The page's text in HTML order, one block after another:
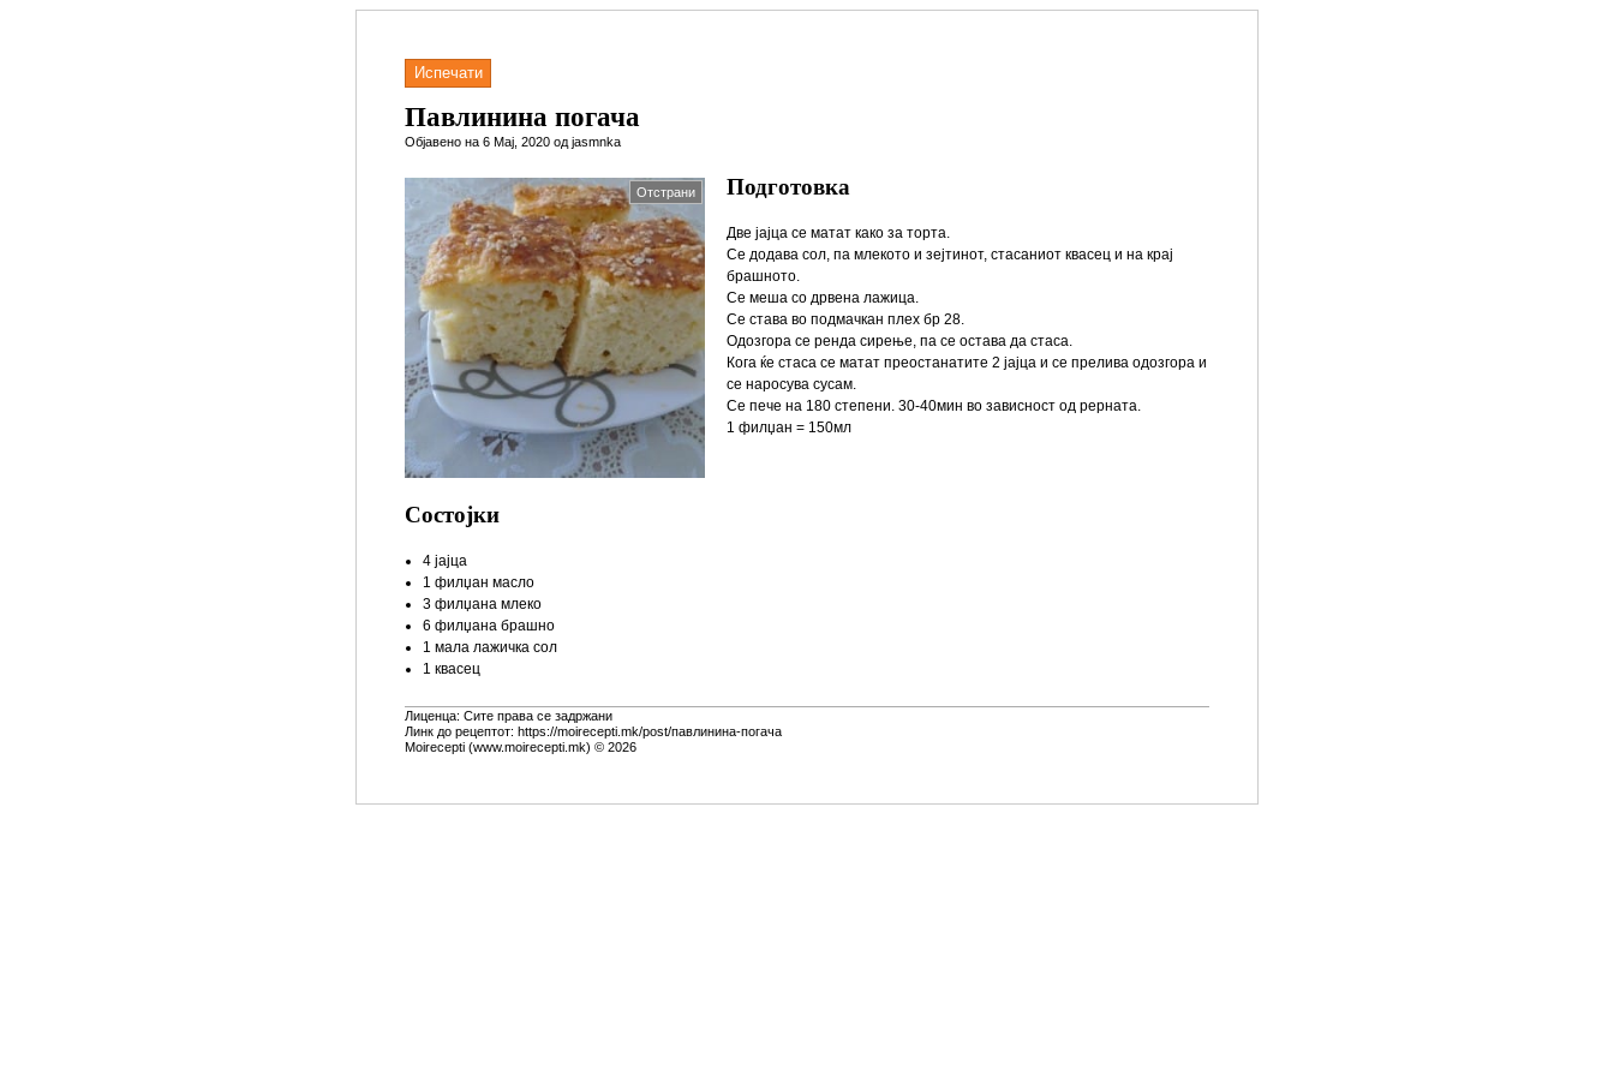
Испечати
Павлинина погача
Објавено на 6 Мај, 2020 од jasmnka
Отстрани
Состојки
4 јајца
1 филџан масло
3 филџана млеко
6 филџана брашно
1 мала лажичка сол
1 квасец
Подготовка
Две јајца се матат како за торта.
Се додава сол, па млекото и зејтинот, стасаниот квасец и на крај
брашното.
Се меша со дрвена лажица.
Се става во подмачкан плех бр 28.
Одозгора се ренда сирење, па се остава да стаса.
Кога ќе стаса се матат преостанатите 2 јајца и се прелива одозгора и
се наросува сусам.
Се пече на 180 степени. 30-40мин во зависност од рерната.
1 филџан = 150мл
Лиценца: Сите права се задржани
Линк до рецептот: https://moirecepti.mk/post/павлинина-погача
Moirecepti (www.moirecepti.mk) © 2026